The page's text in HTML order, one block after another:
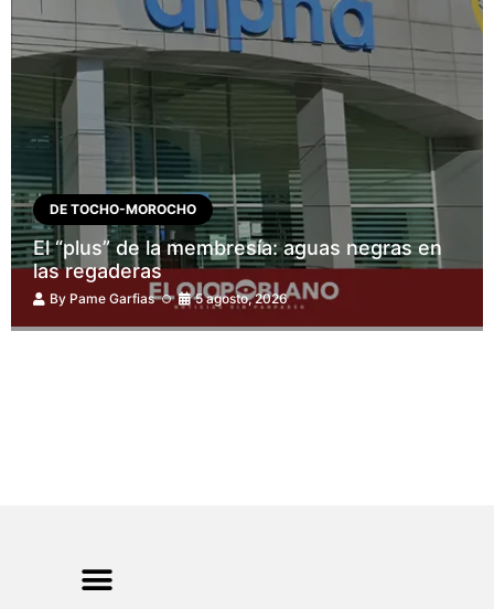
DE TOCHO-MOROCHO
El “plus” de la membresía: aguas negras en
las regaderas
By Pame Garfias 5 agosto, 2026